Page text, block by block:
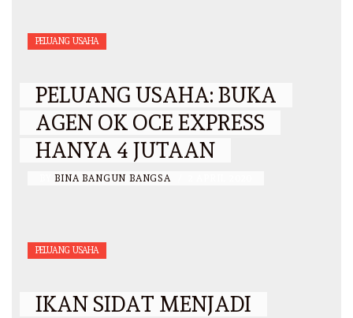
PELUANG USAHA
PELUANG USAHA: BUKA
AGEN OK OCE EXPRESS
HANYA 4 JUTAAN
BINA BANGUN BANGSA
PELUANG USAHA
IKAN SIDAT MENJADI